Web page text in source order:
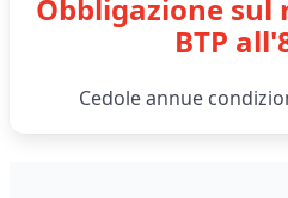
Obbligazione
BTP
Cedole annue